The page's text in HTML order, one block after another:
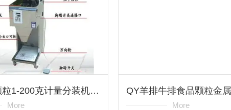
QY坚果颗粒1-200克计量分装机价格
More More